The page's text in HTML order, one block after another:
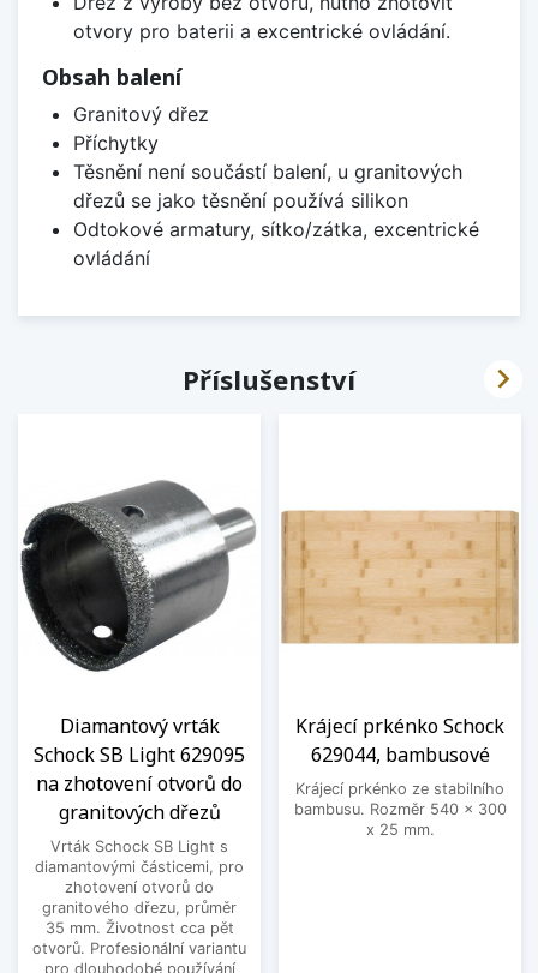
otvory pro baterii a excentrické ovládání.
Obsah balení
Granitový dřez
Příchytky
Těsnění není součástí balení, u granitových
dřezů se jako těsnění používá silikon
Odtokové armatury, sítko/zátka, excentrické
ovládání
Příslušenství
Diamantový vrták
Schock SB Light 629095
na zhotovení otvorů do
granitových dřezů
Vrták Schock SB Light s
diamantovými částicemi, pro
zhotovení otvorů do
granitového dřezu, průměr
35 mm. Životnost cca pět
otvorů. Profesionální variantu
pro dlouhodobé používání
Krájecí prkénko Schock
629044, bambusové
Krájecí prkénko ze stabilního
bambusu. Rozměr 540 x 300
x 25 mm.
